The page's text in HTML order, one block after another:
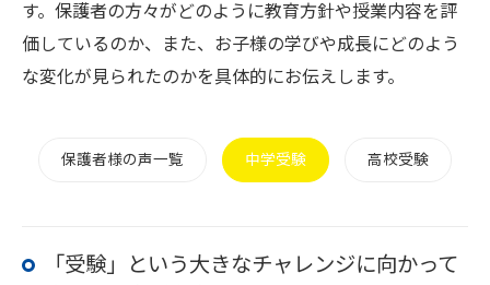
す。保護者の方々がどのように教育方針や授業内容を評
価しているのか、また、お子様の学びや成長にどのよう
な変化が見られたのかを具体的にお伝えします。
保護者様の声一覧 中学受験 高校受験
「受験」という大きなチャレンジに向かって